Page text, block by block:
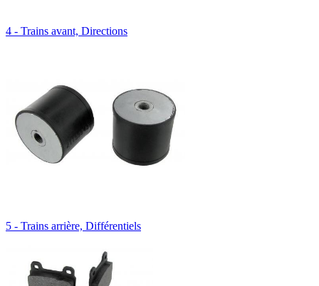
4 - Trains avant, Directions
5 - Trains arrière, Différentiels